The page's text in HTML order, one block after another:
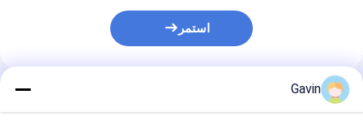
استمر
المنتجات الموصى بها
Gavin